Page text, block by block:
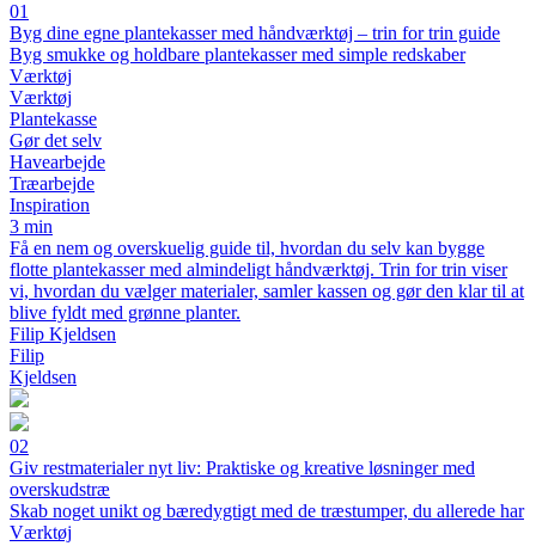
01
Byg dine egne plantekasser med håndværktøj – trin for trin guide
Byg smukke og holdbare plantekasser med simple redskaber
Værktøj
Værktøj
Plantekasse
Gør det selv
Havearbejde
Træarbejde
Inspiration
3 min
Få en nem og overskuelig guide til, hvordan du selv kan bygge
flotte plantekasser med almindeligt håndværktøj. Trin for trin viser
vi, hvordan du vælger materialer, samler kassen og gør den klar til at
blive fyldt med grønne planter.
Filip Kjeldsen
Filip
Kjeldsen
02
Giv restmaterialer nyt liv: Praktiske og kreative løsninger med
overskudstræ
Skab noget unikt og bæredygtigt med de træstumper, du allerede har
Værktøj